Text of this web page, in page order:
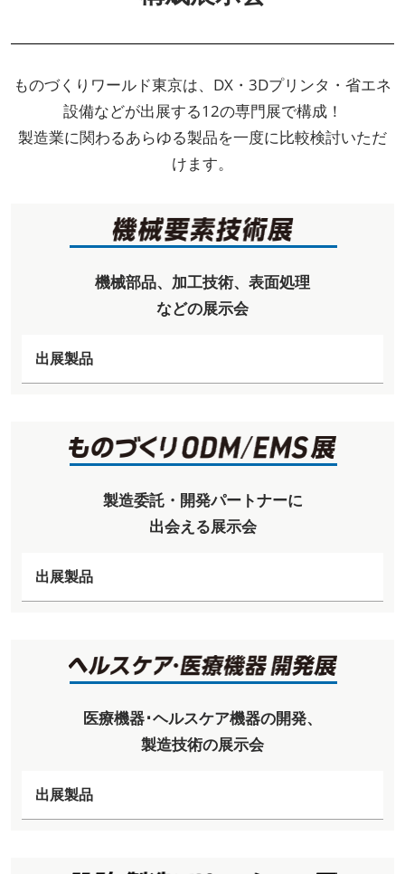
ものづくりワールド東京は、DX・3Dプリンタ・省エネ
設備などが出展する12の専門展で構成！
製造業に関わるあらゆる製品を一度に比較検討いただ
けます。
機械部品、加工技術、表面処理
などの展示会
出展製品
製造委託・開発パートナーに
出会える展示会
出展製品
医療機器･ヘルスケア機器の開発、
製造技術の展示会
出展製品